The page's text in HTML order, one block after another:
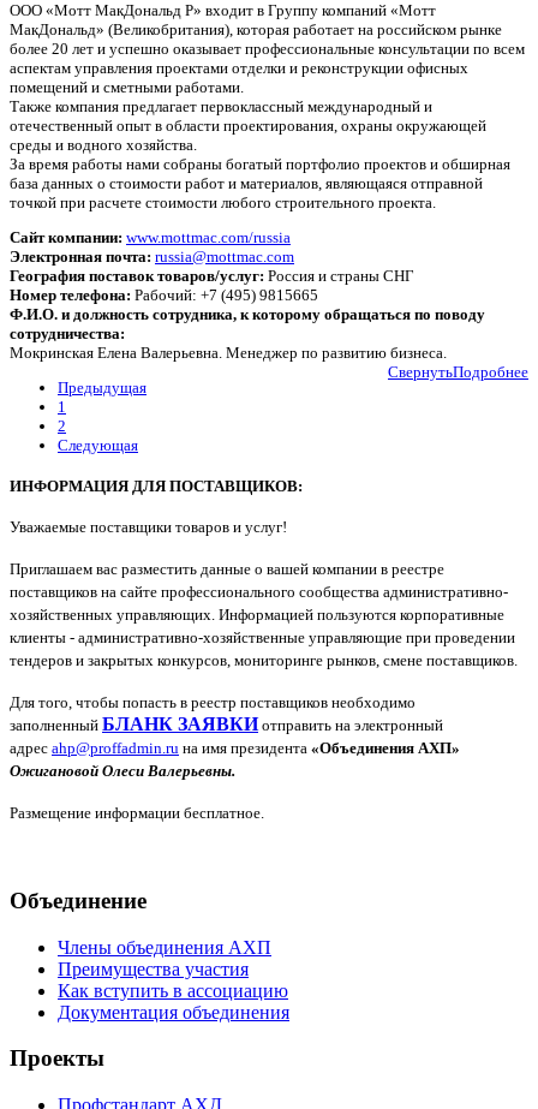
ООО «Мотт МакДональд Р» входит в Группу компаний «Мотт
МакДональд» (Великобритания), которая работает на российском рынке
более 20 лет и успешно оказывает профессиональные консультации по всем
аспектам управления проектами отделки и реконструкции офисных
помещений и сметными работами.
Также компания предлагает первоклассный международный и
отечественный опыт в области проектирования, охраны окружающей
среды и водного хозяйства.
За время работы нами собраны богатый портфолио проектов и обширная
база данных о стоимости работ и материалов, являющаяся отправной
точкой при расчете стоимости любого строительного проекта.
Сайт компании: www.mottmac.com/russia
Электронная почта: russia@mottmac.com
География поставок товаров/услуг: Россия и страны СНГ
Номер телефона: Рабочий: +7 (495) 9815665
Ф.И.О. и должность сотрудника, к которому обращаться по поводу
сотрудничества:
Мокринская Елена Валерьевна. Менеджер по развитию бизнеса.
Подробнее
Свернуть
Предыдущая
1
2
Следующая
ИНФОРМАЦИЯ ДЛЯ ПОСТАВЩИКОВ:
Уважаемые поставщики товаров и услуг!
Приглашаем вас разместить данные о вашей компании в реестре
поставщиков на сайте профессионального сообщества административно-
хозяйственных управляющих. Информацией пользуются корпоративные
клиенты - административно-хозяйственные управляющие при проведении
тендеров и закрытых конкурсов, мониторинге рынков, смене поставщиков.
Для того, чтобы попасть в реестр поставщиков необходимо
заполненный БЛАНК ЗАЯВКИотправить на электронный
адрес ahp@proffadmin.ru на имя президента «Объединения АХП»
Ожигановой Олеси Валерьевны.
Размещение информации бесплатное.
Объединение
Члены объединения АХП
Преимущества участия
Как вступить в ассоциацию
Документация объединения
Проекты
Профстандарт АХД